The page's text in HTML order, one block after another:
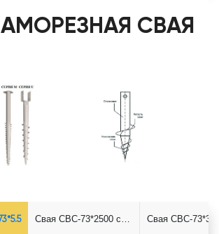
СВАЯ
Свая СВС-73*2500 саморез